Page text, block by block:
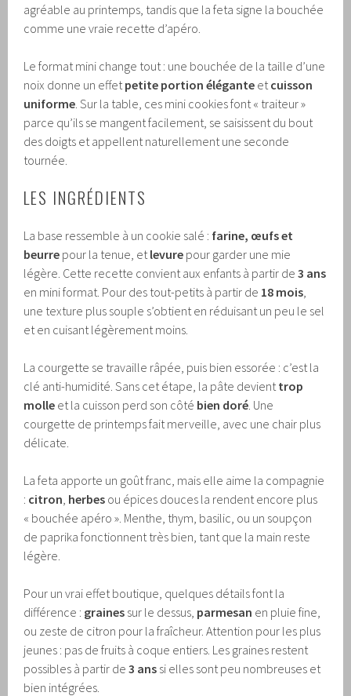
agréable au printemps, tandis que la feta signe la bouchée
comme une vraie recette d’apéro.
Le format mini change tout : une bouchée de la taille d’une
noix donne un effet petite portion élégante et cuisson
uniforme . Sur la table, ces mini cookies font « traiteur »
parce qu’ils se mangent facilement, se saisissent du bout
des doigts et appellent naturellement une seconde
tournée.
LES INGRÉDIENTS
La base ressemble à un cookie salé : farine, œufs et
beurre pour la tenue, et levure pour garder une mie
légère. Cette recette convient aux enfants à partir de3 ans
en mini format. Pour des tout-petits à partir de 18 mois
une texture plus souple s’obtient en réduisant un peu le sel
et en cuisant légèrement moins.
La courgette se travaille râpée, puis bien essorée : c’est la
clé anti-humidité. Sans cet étape, la pâte devient trop
molle et la cuisson perd son côté bien doré . Une
courgette de printemps fait merveille, avec une chair plus
délicate.
La feta apporte un goût franc, mais elle aime la compagnie
: citron herbes ou épices douces la rendent encore plus
« bouchée apéro ». Menthe, thym, basilic, ou un soupçon
de paprika fonctionnent très bien, tant que la main reste
légère.
Pour un vrai effet boutique, quelques détails font la
différence : graines sur le dessus, parmesan en pluie fine,
ou zeste de citron pour la fraîcheur. Attention pour les plus
jeunes : pas de fruits à coque entiers. Les graines restent
possibles à partir de3 ans si elles sont peu nombreuses et
bien intégrées.